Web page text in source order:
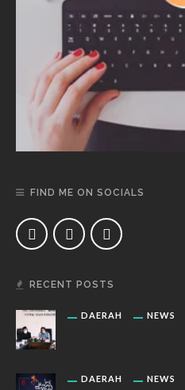
FIND ME ON SOCIALS
RECENT POSTS
DAERAH NEWS
DAERAH NEWS